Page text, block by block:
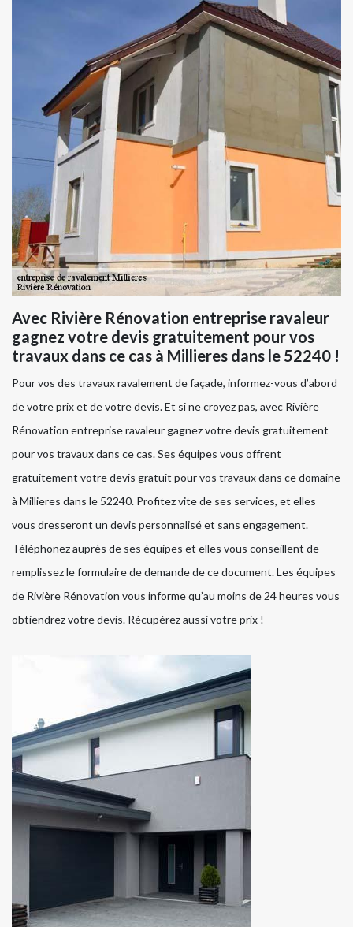
Avec Rivière Rénovation entreprise ravaleur
gagnez votre devis gratuitement pour vos
travaux dans ce cas à Millieres dans le 52240 !
Pour vos des travaux ravalement de façade, informez-vous d’abord
de votre prix et de votre devis. Et si ne croyez pas, avec Rivière
Rénovation entreprise ravaleur gagnez votre devis gratuitement
pour vos travaux dans ce cas. Ses équipes vous offrent
gratuitement votre devis gratuit pour vos travaux dans ce domaine
à Millieres dans le 52240. Profitez vite de ses services, et elles
vous dresseront un devis personnalisé et sans engagement.
Téléphonez auprès de ses équipes et elles vous conseillent de
remplissez le formulaire de demande de ce document. Les équipes
de Rivière Rénovation vous informe qu’au moins de 24 heures vous
obtiendrez votre devis. Récupérez aussi votre prix !